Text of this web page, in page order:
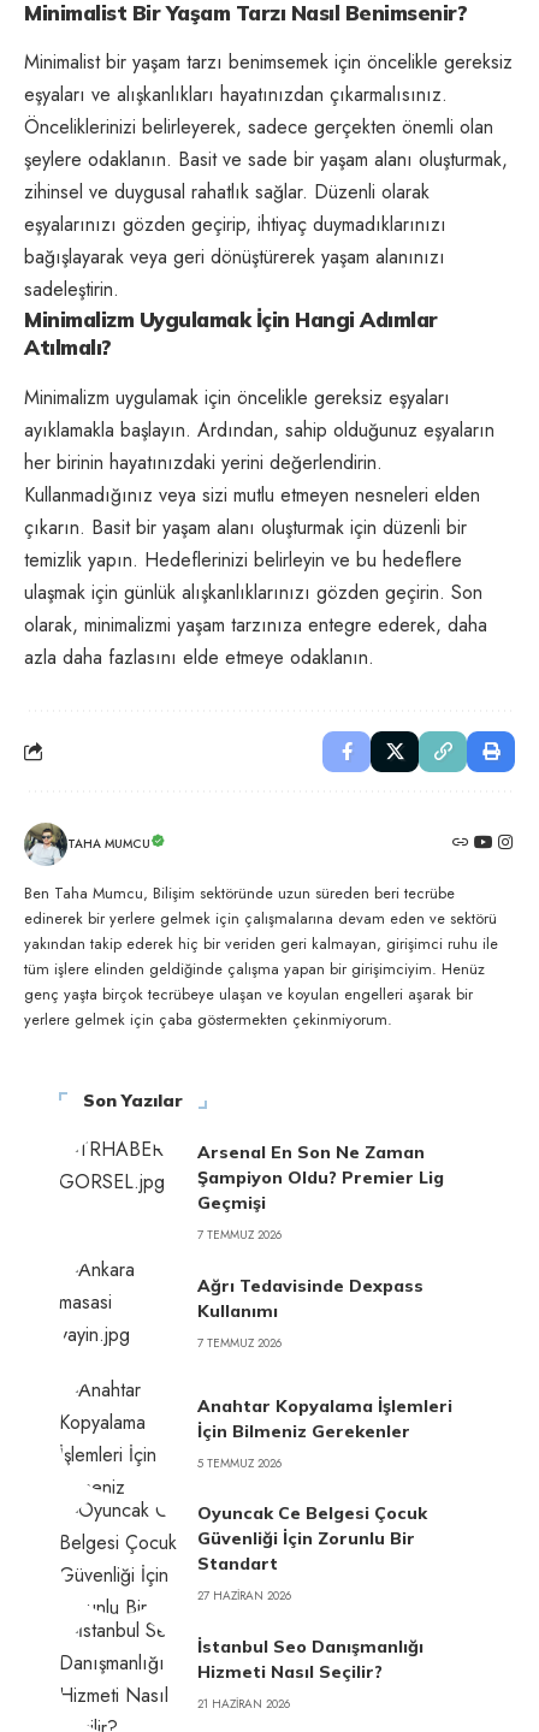
Minimalist Bir Yaşam Tarzı Nasıl Benimsenir?
Minimalist bir yaşam tarzı benimsemek için öncelikle gereksiz
eşyaları ve alışkanlıkları hayatınızdan çıkarmalısınız.
Önceliklerinizi belirleyerek, sadece gerçekten önemli olan
şeylere odaklanın. Basit ve sade bir yaşam alanı oluşturmak,
zihinsel ve duygusal rahatlık sağlar. Düzenli olarak
eşyalarınızı gözden geçirip, ihtiyaç duymadıklarınızı
bağışlayarak veya geri dönüştürerek yaşam alanınızı
sadeleştirin.
Minimalizm Uygulamak İçin Hangi Adımlar
Atılmalı?
Minimalizm uygulamak için öncelikle gereksiz eşyaları
ayıklamakla başlayın. Ardından, sahip olduğunuz eşyaların
her birinin hayatınızdaki yerini değerlendirin.
Kullanmadığınız veya sizi mutlu etmeyen nesneleri elden
çıkarın. Basit bir yaşam alanı oluşturmak için düzenli bir
temizlik yapın. Hedeflerinizi belirleyin ve bu hedeflere
ulaşmak için günlük alışkanlıklarınızı gözden geçirin. Son
olarak, minimalizmi yaşam tarzınıza entegre ederek, daha
azla daha fazlasını elde etmeye odaklanın.
TAHA MUMCU
Ben Taha Mumcu, Bilişim sektöründe uzun süreden beri tecrübe
edinerek bir yerlere gelmek için çalışmalarına devam eden ve sektörü
yakından takip ederek hiç bir veriden geri kalmayan, girişimci ruhu ile
tüm işlere elinden geldiğinde çalışma yapan bir girişimciyim. Henüz
genç yaşta birçok tecrübeye ulaşan ve koyulan engelleri aşarak bir
yerlere gelmek için çaba göstermekten çekinmiyorum.
Son Yazılar
Arsenal En Son Ne Zaman
Şampiyon Oldu? Premier Lig
Geçmişi
7 TEMMUZ 2026
Ağrı Tedavisinde Dexpass
Kullanımı
7 TEMMUZ 2026
Anahtar Kopyalama İşlemleri
İçin Bilmeniz Gerekenler
5 TEMMUZ 2026
Oyuncak Ce Belgesi Çocuk
Güvenliği İçin Zorunlu Bir
Standart
27 HAZIRAN 2026
İstanbul Seo Danışmanlığı
Hizmeti Nasıl Seçilir?
21 HAZIRAN 2026